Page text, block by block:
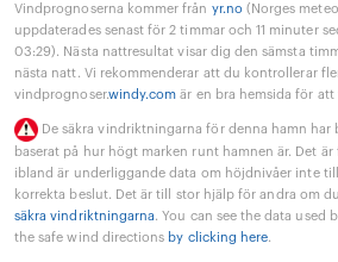
Vindprognoserna kommer från yr.no (Norges
uppdaterades senast för 2 timmar och 11 minuter
03:29). Nästa nattresultat visar dig den sämsta
nästa natt. Vi rekommenderar att du kontrollerar
vindprognoser.windy.com är en bra hemsida för att
De säkra vindriktningarna för denna hamn har
baserat på hur högt marken runt hamnen är. Det
ibland är underliggande data om höjdnivåer inte
korrekta beslut. Det är till stor hjälp för andra om
säkra vindriktningarna. You can see the data used
the safe wind directions by clicking here.